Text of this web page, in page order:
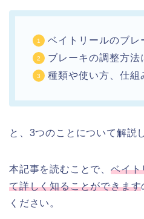
ベイトリールのブレ
ブレーキの調整方法
種類や使い方、仕組
と、3つのことについて解説
本記事を読むことで、 ベイト
て詳しく知ることができます
ください。